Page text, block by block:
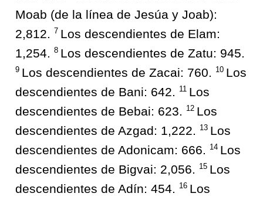
Moab (de la línea de Jesúa y Joab):
2,812. 7 Los descendientes de Elam:
1,254. 8 Los descendientes de Zatu: 945.
9 Los descendientes de Zacai: 760. 10 Los
descendientes de Bani: 642.
11 Los
descendientes de Bebai: 623.
12 Los
descendientes de Azgad: 1,222.
13 Los
descendientes de Adonicam: 666.
14 Los
descendientes de Bigvai: 2,056.
15 Los
descendientes de Adín: 454.
16 Los